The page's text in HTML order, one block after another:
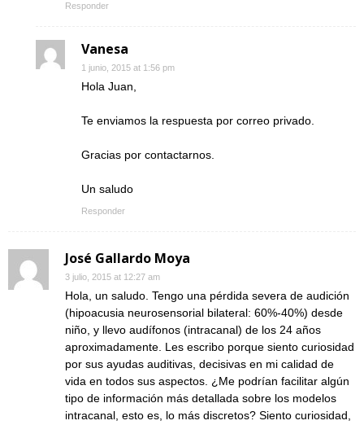
Responder
Vanesa
1 junio, 2015 at 1:56 pm
Hola Juan,
Te enviamos la respuesta por correo privado.
Gracias por contactarnos.
Un saludo
Responder
José Gallardo Moya
3 julio, 2015 at 12:27 am
Hola, un saludo. Tengo una pérdida severa de audición
(hipoacusia neurosensorial bilateral: 60%-40%) desde
niño, y llevo audífonos (intracanal) de los 24 años
aproximadamente. Les escribo porque siento curiosidad
por sus ayudas auditivas, decisivas en mi calidad de
vida en todos sus aspectos. ¿Me podrían facilitar algún
tipo de información más detallada sobre los modelos
intracanal, esto es, lo más discretos? Siento curiosidad,